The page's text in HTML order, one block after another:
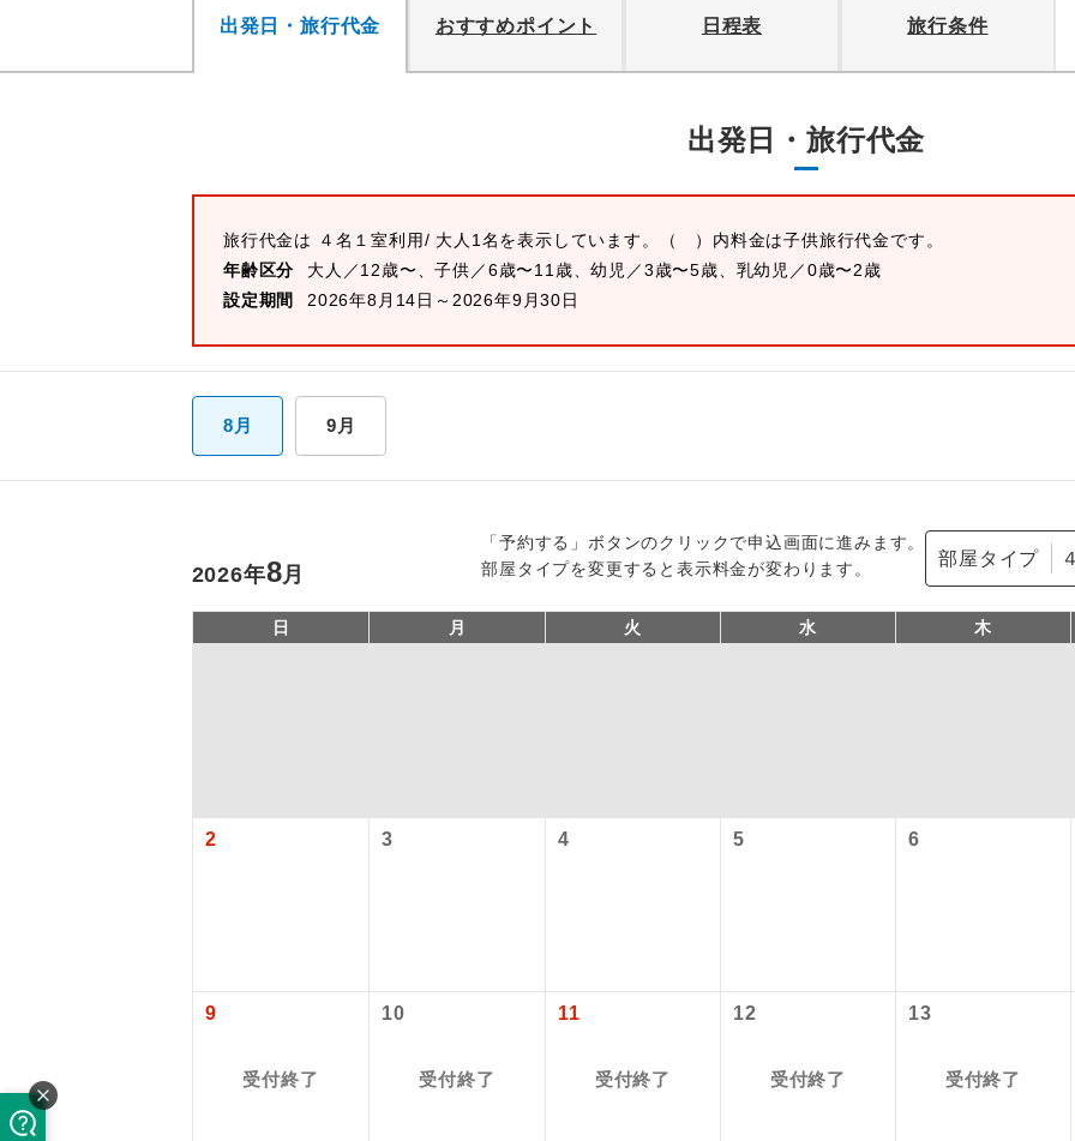
出発日・旅行代金 おすすめポイント 日程表 旅行条件
出発日・旅行代金
旅行代金は ４名１室利用/ 大人1名を表示しています。
（ ）内料金は子供旅行代金です。
年齢区分
大人／12歳〜、子供／6歳〜11歳、幼児／3歳〜5歳、乳幼児／0歳〜2歳
設定期間
2026年8月14日～2026年9月30日
8月 9月
「予約する」ボタンのクリックで申込画面に進みます。
部屋タイプを変更すると表示料金が変わります。
部屋タイプ
2026年8月
日 月 火 水 木
2 3 4 5 6
9
受付終了
10
受付終了
11
受付終了
12
受付終了
13
受付終了
アイコン 説明
す。
現地到着空港（駅）から最終日出発空港（駅）